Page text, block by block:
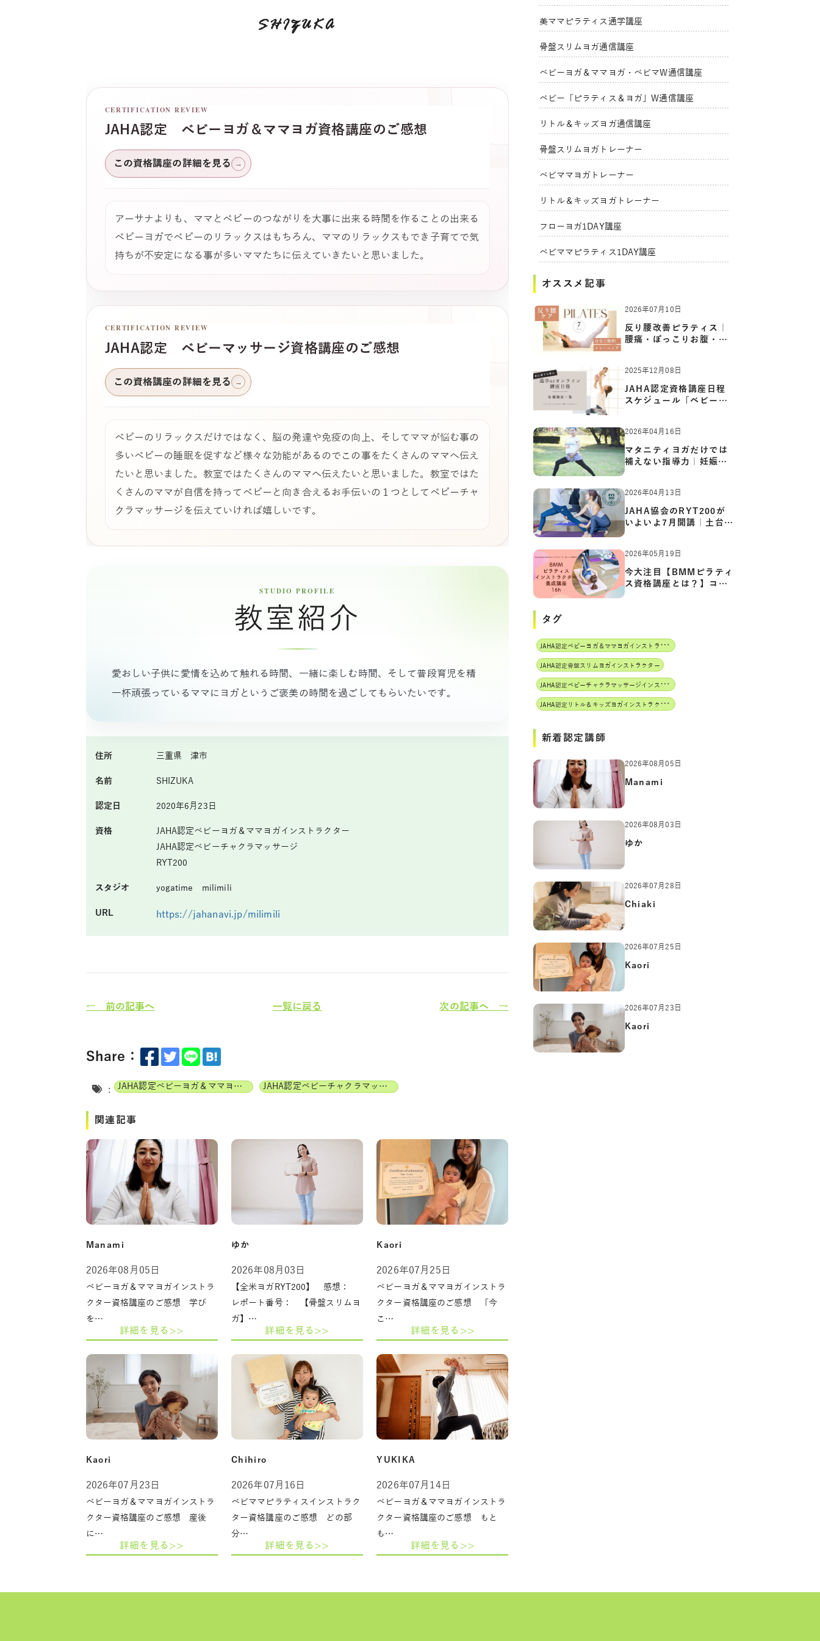
SHIZUKA
CERTIFICATION REVIEW
JAHA認定 ベビーヨガ＆ママヨガ資格講座のご感想
この資格講座の詳細を見る →
アーサナよりも、ママとベビーのつながりを大事に出来る時間を作ることの出来る
ベビーヨガでベビーのリラックスはもちろん、ママのリラックスもでき子育てで気
持ちが不安定になる事が多いママたちに伝えていきたいと思いました。
CERTIFICATION REVIEW
JAHA認定 ベビーマッサージ資格講座のご感想
この資格講座の詳細を見る →
ベビーのリラックスだけではなく、脳の発達や免疫の向上、そしてママが悩む事の
多いベビーの睡眠を促すなど様々な効能があるのでこの事をたくさんのママへ伝え
たいと思いました。教室ではたくさんのママへ伝えたいと思いました。教室ではた
くさんのママが自信を持ってベビーと向き合えるお手伝いの１つとしてベビーチャ
クラマッサージを伝えていければ嬉しいです。
教室紹介
愛おしい子供に愛情を込めて触れる時間、一緒に楽しむ時間、そして普段育児を精
一杯頑張っているママにヨガというご褒美の時間を過ごしてもらいたいです。
住所 三重県 津市
名前 SHIZUKA
認定日 2020年6月23日
資格
JAHA認定ベビーヨガ＆ママヨガインストラクター
JAHA認定ベビーチャクラマッサージ
RYT200
スタジオ yogatime milimili
URL https://jahanavi.jp/milimili
← 前の記事へ 一覧に戻る 次の記事へ →
Share：
: JAHA認定ベビーヨガ＆ママヨガインストラクター JAHA認定ベビーチャクラマッサージインストラクター
関連記事
Manami
2026年08月05日
ベビーヨガ＆ママヨガインストラ
クター資格講座のご感想 学び
を…
詳細を見る>>
ゆか
2026年08月03日
【全米ヨガRYT200】 感想：
レポート番号： 【骨盤スリムヨ
ガ】…
詳細を見る>>
Kaori
2026年07月25日
ベビーヨガ＆ママヨガインストラ
クター資格講座のご感想 「今
こ…
詳細を見る>>
Kaori
2026年07月23日
ベビーヨガ＆ママヨガインストラ
クター資格講座のご感想 産後
に…
詳細を見る>>
Chihiro
2026年07月16日
ベビママピラティスインストラク
ター資格講座のご感想 どの部
分…
詳細を見る>>
YUKIKA
2026年07月14日
ベビーヨガ＆ママヨガインストラ
クター資格講座のご感想 もと
も…
詳細を見る>>
美ママピラティス通学講座
骨盤スリムヨガ通信講座
ベビーヨガ＆ママヨガ・ベビマW通信講座
ベビー「ピラティス＆ヨガ」W通信講座
リトル＆キッズヨガ通信講座
骨盤スリムヨガトレーナー
ベビママヨガトレーナー
リトル＆キッズヨガトレーナー
フローヨガ1DAY講座
ベビママピラティス1DAY講座
オススメ記事
2026年07月10日
反り腰改善ピラティス｜
腰痛・ぽっこりお腹・姿
2025年12月08日
JAHA認定資格講座日程
スケジュール「ベビーヨ
2026年04月16日
マタニティヨガだけでは
補えない指導力｜妊娠期
の体…
2026年04月13日
JAHA協会のRYT200が
いよいよ7月開講｜土台か
ら応用ま…
2026年05月19日
今大注目【BMMピラティ
ス資格講座とは？】コア
からカ…
タグ
J
AHA認定ベビーヨガ＆ママヨガインストラクター
JAHA認定骨盤スリムヨガインストラクター
J
AHA認定ベビーチャクラマッサージインストラクター
J
AHA認定リトル＆キッズヨガインストラクター
新着認定講師
2026年08月05日
Manami
2026年08月03日
ゆか
2026年07月28日
Chiaki
2026年07月25日
Kaori
2026年07月23日
Kaori